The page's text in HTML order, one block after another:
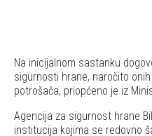
Na inicijalnom sastanku
sigurnosti hrane, naročito
potrošača, priopćeno je iz
Agencija za sigurnost hrane
institucija kojima se redovno